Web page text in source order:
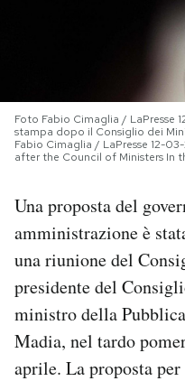
I MIEI PREFERITI
SHOP
CALENDARIO
AREA PERSONALE
Area Personale
Newsletter
Notifiche mobile
Foto Fabio Cimaglia / LaPresse
stampa dopo il Consiglio dei
Fabio Cimaglia / LaPresse 12-
after the Council of Ministers In
Una proposta del
amministrazione è
una riunione del
presidente del
ministro della
Madia, nel tardo
aprile. La proposta